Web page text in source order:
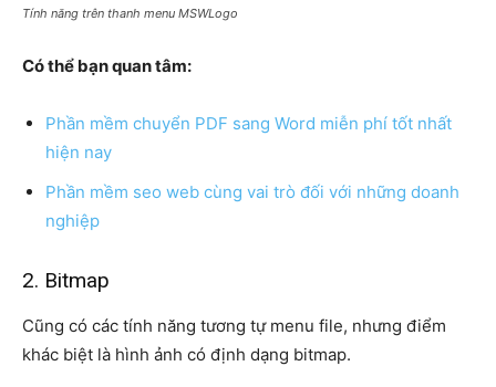
Tính năng trên thanh menu MSWLogo
Có thể bạn quan tâm:
Phần mềm chuyển PDF sang Word miễn phí tốt nhất
hiện nay
Phần mềm seo web cùng vai trò đối với những doanh
nghiệp
2. Bitmap
Cũng có các tính năng tương tự menu file, nhưng điểm
khác biệt là hình ảnh có định dạng bitmap.